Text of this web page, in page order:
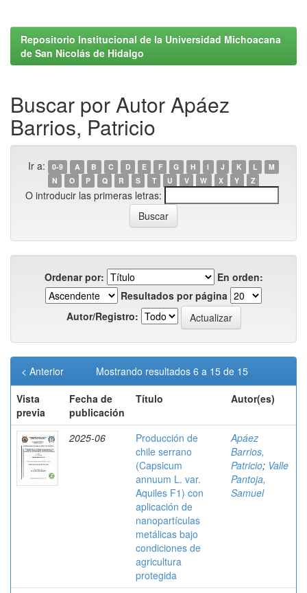
Repositorio Institucional de la Universidad Michoacana
de San Nicolás de Hidalgo
Buscar por Autor Apáez
Barrios, Patricio
Ir a: 0-9 A B C D E F G H I J K L
M
N
O P Q R S T U V W X Y Z
O introducir las primeras letras:
Ordenar por:
En orden:
Resultados por página
Autor/Registro:
Mostrando resultados 6 a 15 de 15
< Anterior
Vista
previa
Fecha de
publicación
Título Autor(es)
2025-06
Producción de
chile serrano
(Capsicum
annuum L. var.
Aquiles F1) con
aplicación de
nanopartículas
metálicas bajo
condiciones de
agricultura
protegida
Apáez
Barrios,
Patricio; Valle
Pantoja,
Samuel